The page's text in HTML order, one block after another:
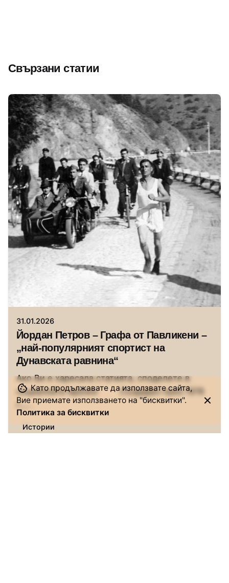
Свързани статии
Исторически музей Павликени
31.01.2026
Йордан Петров – Графа от Павликени –
„най-популярният спортист на
Дунавската равнина“
Ако Ви е харесала статията, споделете в
социалните мрежи: Създаден през 1978
г.,...
Истории
Като продължавате да използвате сайта,
Вие приемате използването на "бисквитки".
Политика за бисквитки